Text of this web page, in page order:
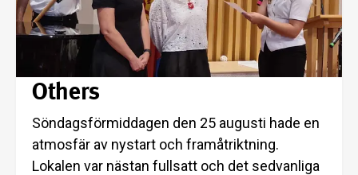
Others
Söndagsförmiddagen den 25 augusti hade en
atmosfär av nystart och framåtriktning.
Lokalen var nästan fullsatt och det sedvanliga